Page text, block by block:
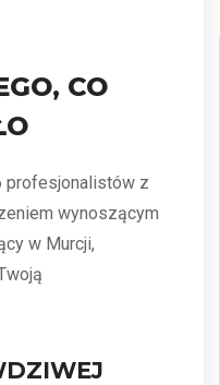
CO
profesjonalistów z
wynoszącym
w Murcji,